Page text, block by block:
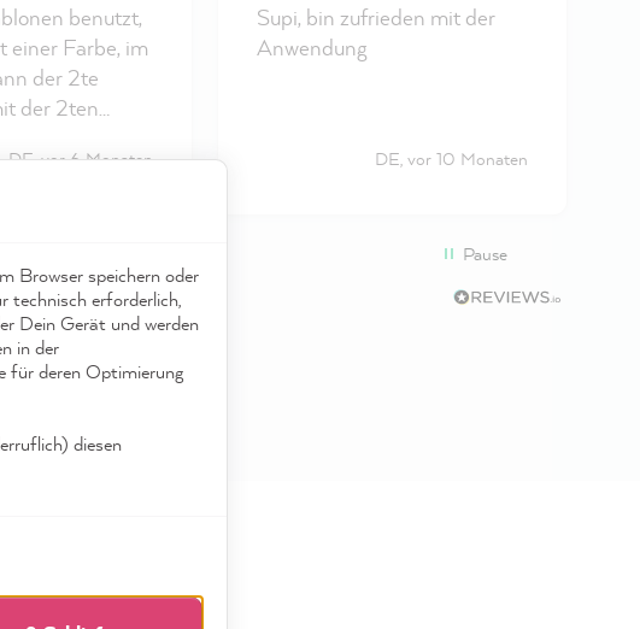
benutzt,
einer Farbe, im
der 2te
der 2ten
Schablonen
nicht
musste ich
und die
Stelle
damit
DE, vor 6 Monaten
Supi, bin zufrieden mit der
Anwendung
DE, vor 10 Monaten
Pause
Browser speichern oder
technisch erforderlich,
Dein Gerät und werden
in der
für deren Optimierung
diesen